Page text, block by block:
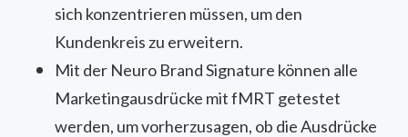
sich konzentrieren müssen, um den
Kundenkreis zu erweitern.
Mit der Neuro Brand Signature können alle
Marketingausdrücke mit fMRT getestet
werden, um vorherzusagen, ob die Ausdrücke